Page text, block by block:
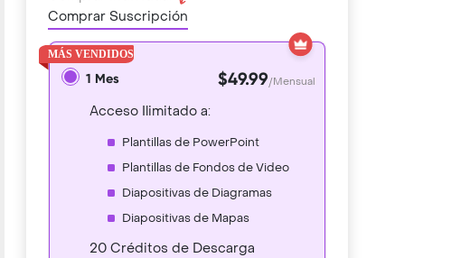
Comprar Suscripción
1 Mes $49.99/Mensual
Acceso Ilimitado a:
Plantillas de PowerPoint
Plantillas de Fondos de Video
Diapositivas de Diagramas
Diapositivas de Mapas
20 Créditos de Descarga